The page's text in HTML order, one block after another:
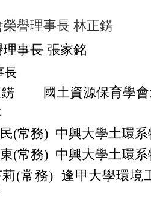
榮譽理事長 林正錺
理事長 張家銘
長
國土資源保育學
(常務) 中興大學土環
(常務) 中興大學土環
(常務) 逢甲大學環境